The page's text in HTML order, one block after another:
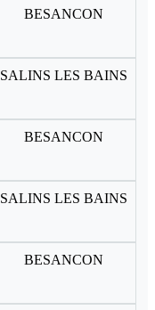
BESANCON
SALINS LES BAINS
BESANCON
SALINS LES BAINS
BESANCON